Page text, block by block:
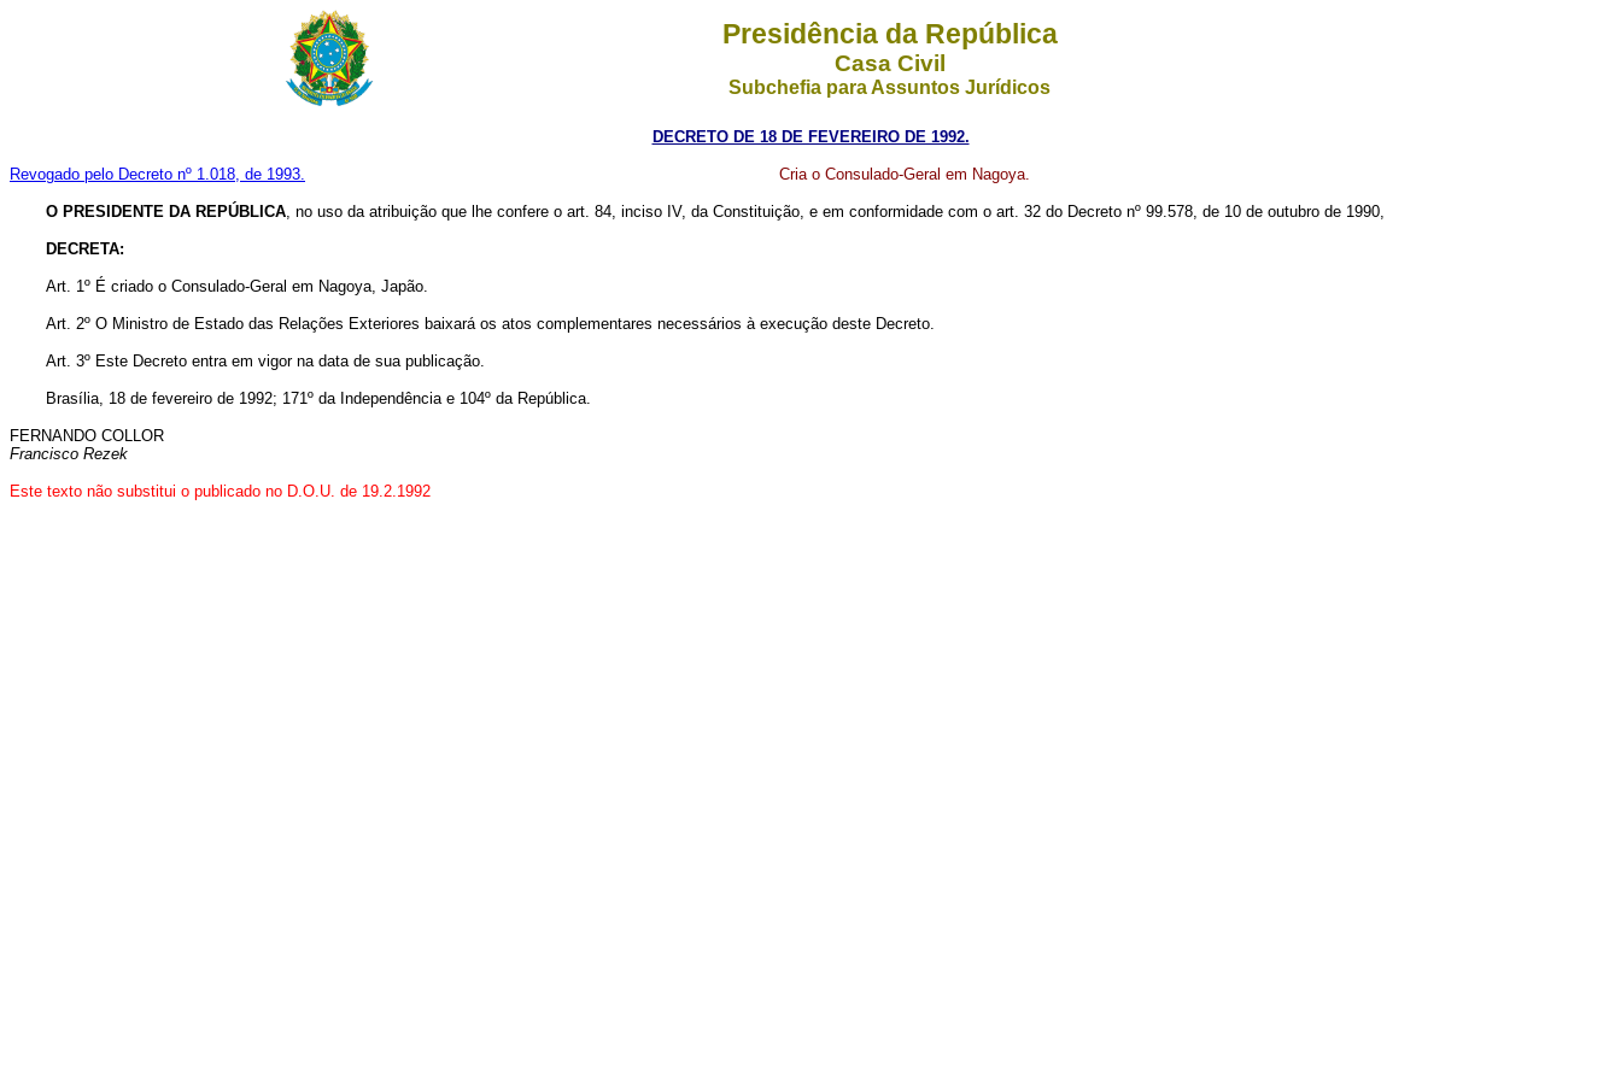
Presidência da República
Casa Civil
Subchefia para Assuntos Jurídicos
DECRETO DE 18 DE FEVEREIRO DE 1992.
Revogado pelo Decreto nº 1.018, de 1993. Cria o Consulado-Geral em Nagoya.
O PRESIDENTE DA REPÚBLICA, no uso da atribuição que lhe confere o art. 84, inciso IV, da Constituição, e em conformidade com o art. 32 do Decreto nº 99.578, de 10 de outubro de 1990,
DECRETA:
Art. 1º É criado o Consulado-Geral em Nagoya, Japão.
Art. 2º O Ministro de Estado das Relações Exteriores baixará os atos complementares necessários à execução deste Decreto.
Art. 3º Este Decreto entra em vigor na data de sua publicação.
Brasília, 18 de fevereiro de 1992; 171º da Independência e 104º da República.
FERNANDO COLLOR
Francisco Rezek
Este texto não substitui o publicado no D.O.U. de 19.2.1992